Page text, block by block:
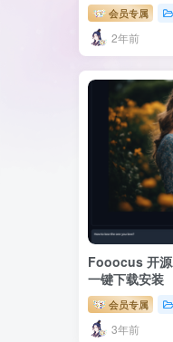
会员专属
2年前
Fooocus 开
一键下载安装
会员专属
3年前